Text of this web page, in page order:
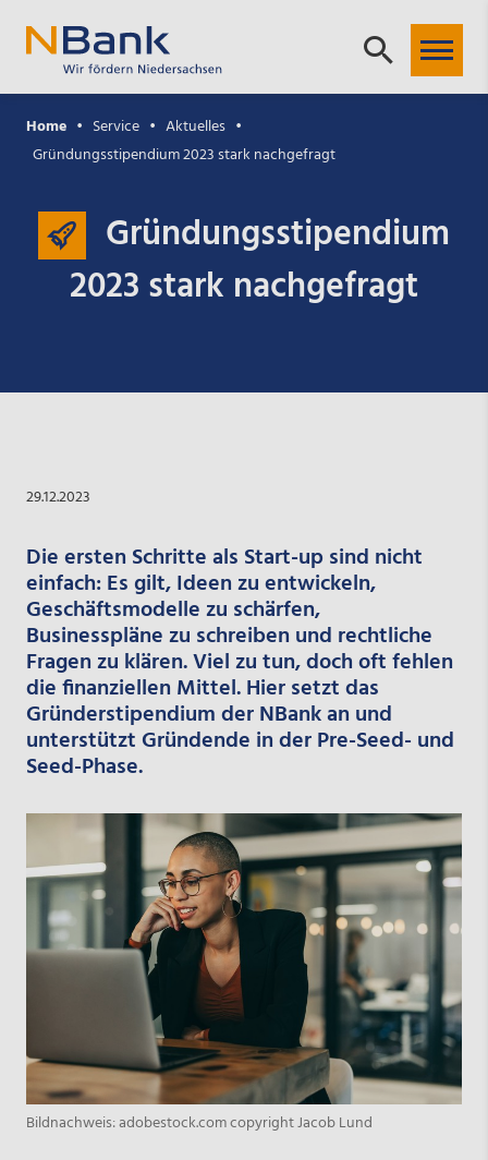
Home Service
Aktuelles
Gründungsstipendium 2023 stark nachgefragt
Gründungsstipendium
2023 stark nachgefragt
29.12.2023
Die ersten Schritte als Start-up sind nicht
einfach: Es gilt, Ideen zu entwickeln,
Geschäftsmodelle zu schärfen,
Businesspläne zu schreiben und rechtliche
Fragen zu klären. Viel zu tun, doch oft fehlen
die finanziellen Mittel. Hier setzt das
Gründerstipendium der NBank an und
unterstützt Gründende in der Pre-Seed- und
Seed-Phase.
Bildnachweis: adobestock.com copyright Jacob Lund